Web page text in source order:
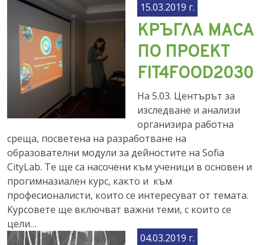
15.03.2019 г.
КРЪГЛА МАСА
ПО ПРОЕКТ
FIT4FOOD2030
На 5.03. Центърът за
изследване и анализи
организира работна
среща, посветена на разработване на
образователни модули за дейностите на Sofia
CityLab. Те ще са насочени към ученици в основен и
прогимназиален курс, както и към
професионалисти, които се интересуват от темата.
Курсовете ще включват важни теми, с които се
цели…
04.03.2019 г.